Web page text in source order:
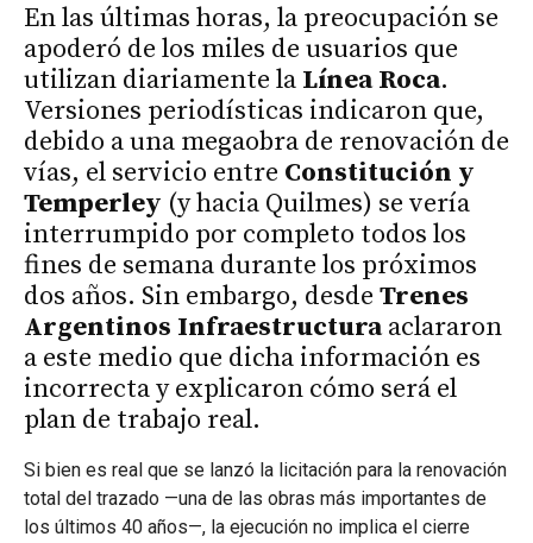
En las últimas horas, la preocupación se
apoderó de los miles de usuarios que
utilizan diariamente la Línea Roca.
Versiones periodísticas indicaron que,
debido a una megaobra de renovación de
vías, el servicio entre Constitución y
Temperley (y hacia Quilmes) se vería
interrumpido por completo todos los
fines de semana durante los próximos
dos años. Sin embargo, desde Trenes
Argentinos Infraestructuraaclararon
a este medio que dicha información es
incorrecta y explicaron cómo será el
plan de trabajo real.
Si bien es real que se lanzó la licitación para la renovación
total del trazado —una de las obras más importantes de
los últimos 40 años—, la ejecución no implica el cierre